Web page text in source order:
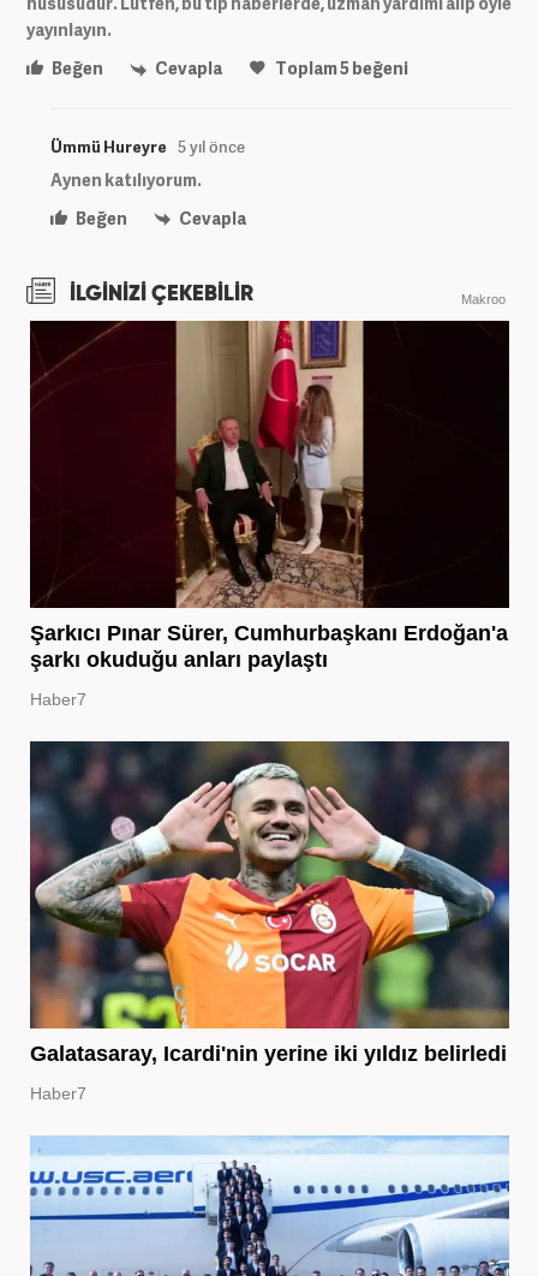
yayınlayın.
Beğen
Cevapla Toplam5beğeni
Ümmü Hureyre 5 yıl önce
Aynen katılıyorum.
Beğen
Cevapla
İLGİNİZİ ÇEKEBİLİR Makroo
Şarkıcı Pınar Sürer, Cumhurbaşkanı Erdoğan'a
şarkı okuduğu anları paylaştı
Haber7
Galatasaray, Icardi'nin yerine iki yıldız belirledi
Haber7